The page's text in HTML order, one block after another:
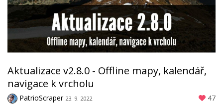
Aktualizace v2.8.0 - Offline mapy, kalendář,
navigace k vrcholu
PatrioScraper 23. 9. 2022
47